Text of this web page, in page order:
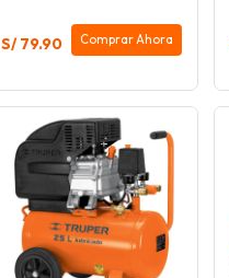
S/ 79.90 Comprar Ahora